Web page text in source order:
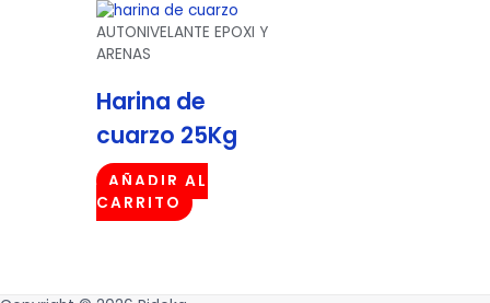
AUTONIVELANTE EPOXI Y
ARENAS
Harina de
cuarzo 25Kg
AÑADIR AL
CARRITO